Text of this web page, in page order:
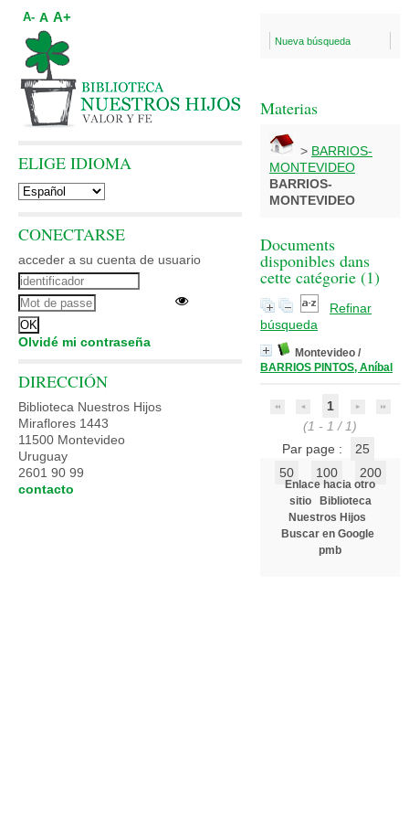
Nueva búsqueda
Materias
> BARRIOS-
MONTEVIDEO
BARRIOS-
MONTEVIDEO
Documents
disponibles dans
cette catégorie (1)
Refinar
búsqueda
Montevideo /
BARRIOS PINTOS, Aníbal
1
(1 - 1 / 1)
Par page :
25
50
100 200
Enlace hacia otro
sitio
Biblioteca
Nuestros Hijos
Buscar en Google
pmb
A- A A+
ELIGE IDIOMA
CONECTARSE
acceder a su cuenta de usuario
Olvidé mi contraseña
DIRECCIÓN
Biblioteca Nuestros Hijos
Miraflores 1443
11500 Montevideo
Uruguay
2601 90 99
contacto